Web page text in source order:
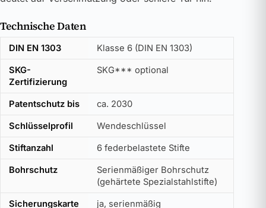
Technische Daten
DIN EN 1303 Klasse 6 (DIN EN 1303)
SKG-
Zertifizierung
SKG*** optional
Patentschutz bis ca. 2030
Schlüsselprofil Wendeschlüssel
Stiftanzahl 6 federbelastete Stifte
Bohrschutz
Serienmäßiger Bohrschutz
(gehärtete Spezialstahlstifte)
Sicherungskarte ja, serienmäßig